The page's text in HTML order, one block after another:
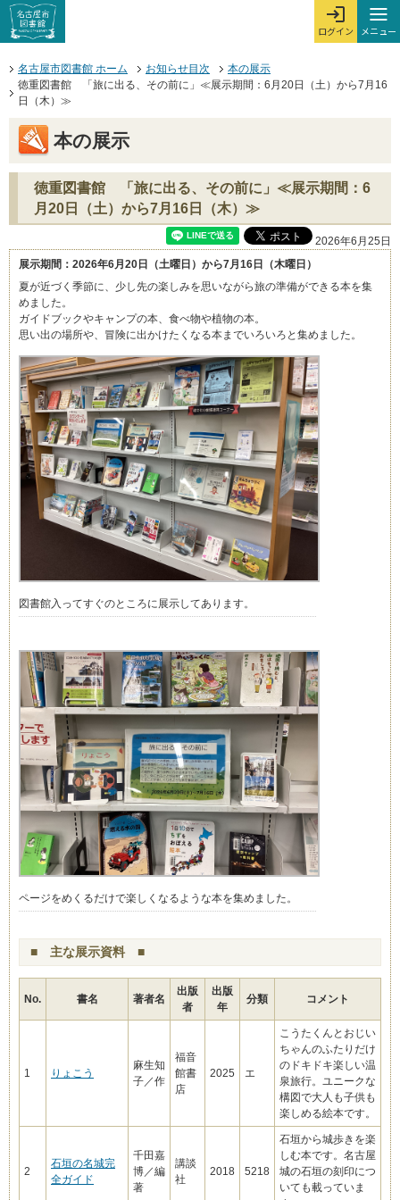
ページの先頭です。
本文へジャンプする。
ここからサイト内共通メニューです。
サイト内共通メニューをスキップする
ログイン
ログインを開
メニュー
メ
サイト内共通メニューここまで。
名古屋市図書館 ホーム
お知らせ目次
本の展示
徳重図書館 「旅に出る、その前に」≪展示期間：6月20日（土）から7月16
日（木）≫
本の展示
徳重図書館 「旅に出る、その前に」≪展示期間：6
月20日（土）から7月16日（木）≫
2026年6月25日
展示期間：2026年6月20日（土曜日）から7月16日（木曜日）
夏が近づく季節に、少し先の楽しみを思いながら旅の準備ができる本を集
めました。
ガイドブックやキャンプの本、食べ物や植物の本。
思い出の場所や、冒険に出かけたくなる本までいろいろと集めました。
図書館入ってすぐのところに展示してあります。
ページをめくるだけで楽しくなるような本を集めました。
■ 主な展示資料 ■
No. 書名 著者名
出版
者
出版
年
分類 コメント
1 りょこう
麻生知
子／作
福音
館書
店
2025 エ
こうたくんとおじい
ちゃんのふたりだけ
のドキドキ楽しい温
泉旅行。ユニークな
構図で大人も子供も
楽しめる絵本です。
2
石垣の名城完
全ガイド
千田嘉
博／編
著
講談
社
2018 5218
石垣から城歩きを楽
しむ本です。名古屋
城の石垣の刻印につ
いても載っていま